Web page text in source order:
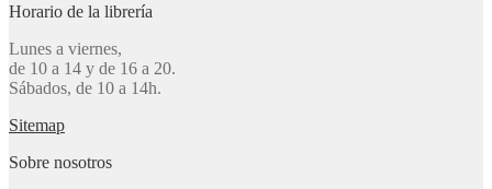
Horario de la librería
Lunes a viernes,
de 10 a 14 y de 16 a 20.
Sábados, de 10 a 14h.
Sitemap
Sobre nosotros